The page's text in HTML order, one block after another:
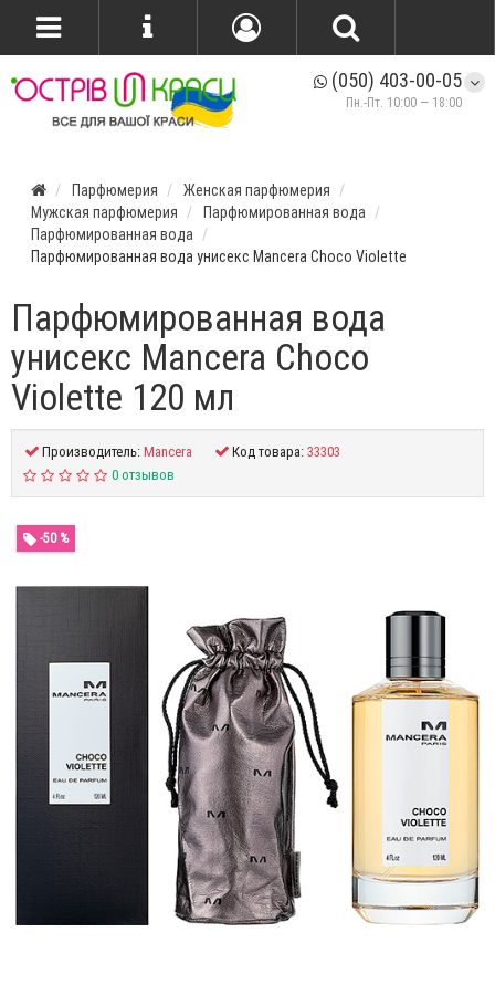
(050) 403-00-05
Пн.-Пт. 10:00 — 18:00
Парфюмерия
Женская парфюмерия
Мужская парфюмерия
Парфюмированная вода
Парфюмированная вода
Парфюмированная вода унисекс Mancera Choco Violette
Парфюмированная вода
унисекс Mancera Choco
Violette 120 мл
Производитель:Mancera Код товара:33303
0 отзывов
-50 %